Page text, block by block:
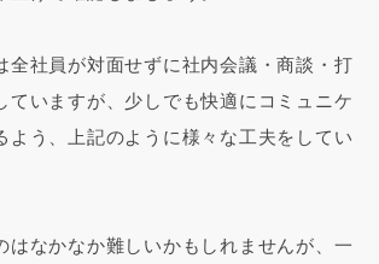
全社員が対面せずに社内会議・商談・打
ていますが、少しでも快適にコミュニケ
よう、上記のように様々な工夫をしてい
はなかなか難しいかもしれませんが、一